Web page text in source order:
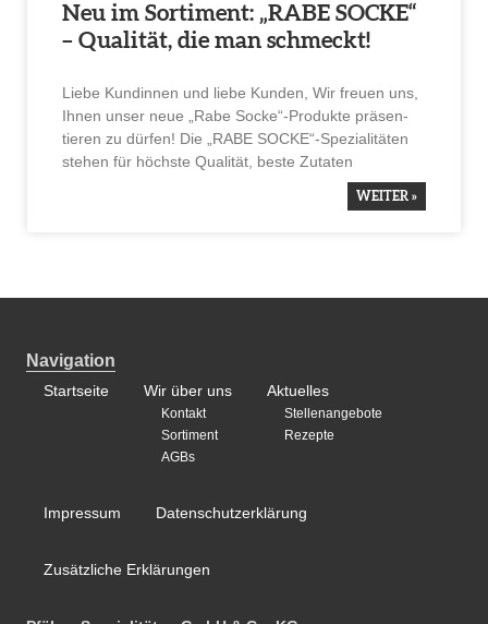
Neu im Sorti­ment: „RABE SOCKE“
– Qualität, die man schmeckt!
Liebe Kundinnen und liebe Kunden, Wir freuen uns,
Ihnen unser neue „Rabe Socke“-Produkte präsen­
tieren zu dürfen! Die „RABE SOCKE“-Spezia­li­täten
stehen für höchste Qualität, beste Zutaten
WEITER »
Navigation
Startseite Wir über uns
Kontakt
Sortiment
AGBs
Aktuelles
Stellenangebote
Rezepte
Impressum Datenschutzerklärung
Zusätzliche Erklärungen